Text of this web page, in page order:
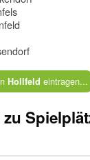
Hollfeld eintragen...